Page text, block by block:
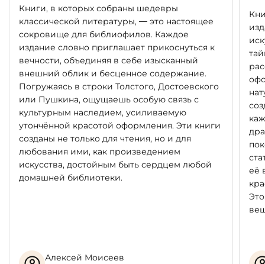
Книги, в которых собраны шедевры
классической литературы, — это настоящее
сокровище для библиофилов. Каждое
издание словно приглашает прикоснуться к
вечности, объединяя в себе изысканный
внешний облик и бесценное содержание.
Погружаясь в строки Толстого, Достоевского
или Пушкина, ощущаешь особую связь с
культурным наследием, усиливаемую
утончённой красотой оформления. Эти книги
созданы не только для чтения, но и для
любования ими, как произведением
искусства, достойным быть сердцем любой
домашней библиотеки.
Алексей Моисеев
её